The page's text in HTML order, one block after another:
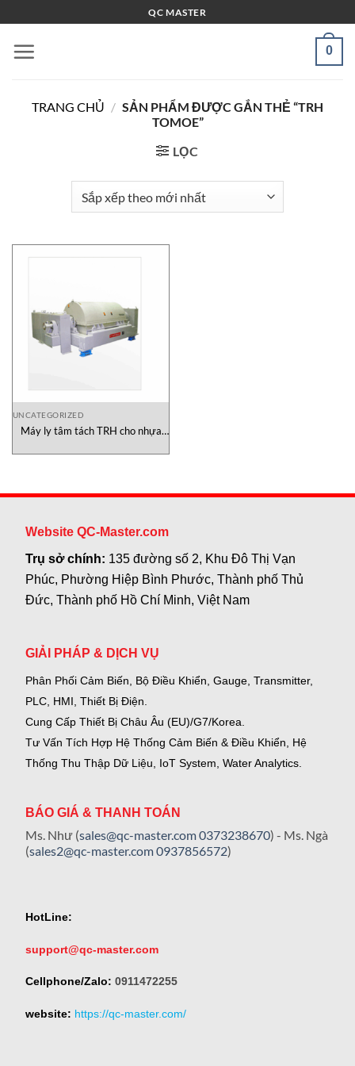
qua
nội
QC MASTER
0
TRANG CHỦ / SẢN PHẨM ĐƯỢC GẮN THẺ “TRH
TOMOE”
LỌC
UNCATEGORIZED
Máy ly tâm tách TRH cho nhựa
Website QC-Master.com
Trụ sở chính: 135 đường số 2, Khu Đô Thị Vạn
Phúc, Phường Hiệp Bình Phước, Thành phố Thủ
Đức, Thành phố Hồ Chí Minh, Việt Nam
GIẢI PHÁP & DỊCH VỤ
Phân Phối Cảm Biến, Bộ Điều Khiển, Gauge, Transmitter,
PLC, HMI, Thiết Bị Điện.
Cung Cấp Thiết Bị Châu Âu (EU)/G7/Korea.
Tư Vấn Tích Hợp Hệ Thống Cảm Biến & Điều Khiển, Hệ
Thống Thu Thập Dữ Liệu, IoT System, Water Analytics.
BÁO GIÁ & THANH TOÁN
Ms. Như (sales@qc-master.com0373238670) - Ms. Ngà
(sales2@qc-master.com0937856572)
HotLine:
support@qc-master.com
Cellphone/Zalo: 0911472255
website: https://qc-master.com/